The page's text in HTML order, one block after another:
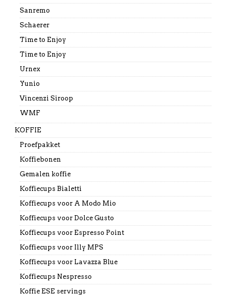
Sanremo
Schaerer
Time to Enjoy
Time to Enjoy
Urnex
Yunio
Vincenzi Siroop
WMF
KOFFIE
Proefpakket
Koffiebonen
Gemalen koffie
Koffiecups Bialetti
Koffiecups voor A Modo Mio
Koffiecups voor Dolce Gusto
Koffiecups voor Espresso Point
Koffiecups voor Illy MPS
Koffiecups voor Lavazza Blue
Koffiecups Nespresso
Koffie ESE servings